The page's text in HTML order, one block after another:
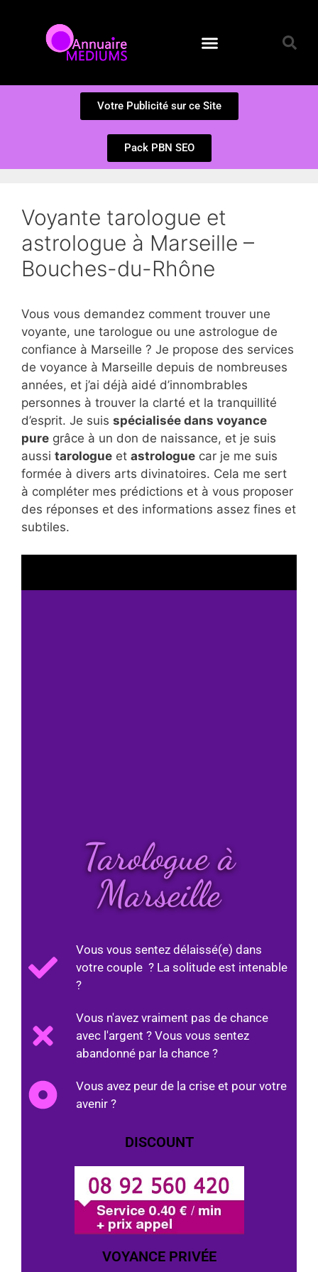
Votre Publicité sur ce Site
Pack PBN SEO
Voyante tarologue et
astrologue à Marseille –
Bouches-du-Rhône
Vous vous demandez comment trouver une
voyante, une tarologue ou une astrologue de
confiance à Marseille ? Je propose des services
de voyance à Marseille depuis de nombreuses
années, et j’ai déjà aidé d’innombrables
personnes à trouver la clarté et la tranquillité
d’esprit. Je suis spécialisée dans voyance
pure grâce à un don de naissance, et je suis
aussi tarologue et astrologue car je me suis
formée à divers arts divinatoires. Cela me sert
à compléter mes prédictions et à vous proposer
des réponses et des informations assez fines et
subtiles.
Tarologue à
Marseille
Vous vous sentez délaissé(e) dans
votre couple ? La solitude est intenable
?
Vous n'avez vraiment pas de chance
avec l'argent ? Vous vous sentez
abandonné par la chance ?
Vous avez peur de la crise et pour votre
avenir ?
DISCOUNT
VOYANCE PRIVÉE